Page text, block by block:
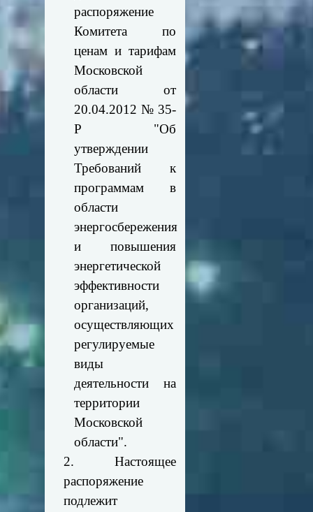
распоряжение
Комитета по
ценам и тарифам
Московской
области от
20.04.2012 № 35-
Р "Об
утверждении
Требований к
программам в
области
энергосбережения
и повышения
энергетической
эффективности
организаций,
осуществляющих
регулируемые
виды
деятельности на
территории
Московской
области".
2. Настоящее
распоряжение
подлежит